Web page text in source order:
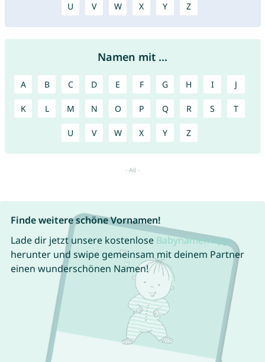
U V W X Y Z
Namen mit ...
A B C D E F G H I J
K L M N O P Q R S T
U V W X Y Z
Finde weitere schöne Vornamen!
Lade dir jetzt unsere kostenlose Babynamen App
herunter und swipe gemeinsam mit deinem Partner
einen wunderschönen Namen!